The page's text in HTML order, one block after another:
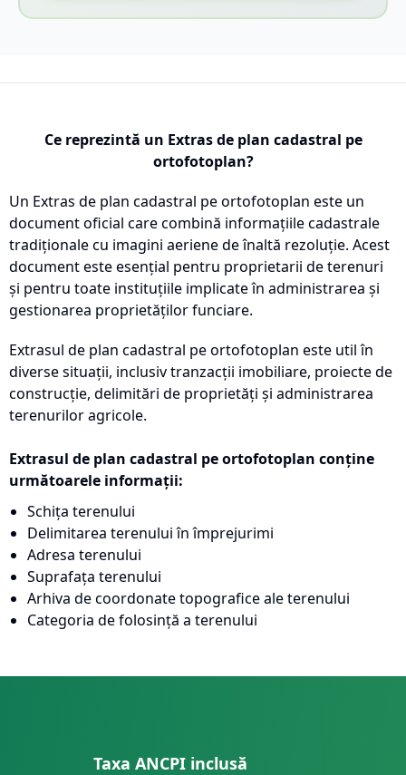
Ce reprezintă un Extras de plan cadastral pe
ortofotoplan?
Un Extras de plan cadastral pe ortofotoplan este un
document oficial care combină informațiile cadastrale
tradiționale cu imagini aeriene de înaltă rezoluție. Acest
document este esențial pentru proprietarii de terenuri
și pentru toate instituțiile implicate în administrarea și
gestionarea proprietăților funciare.
Extrasul de plan cadastral pe ortofotoplan este util în
diverse situații, inclusiv tranzacții imobiliare, proiecte de
construcție, delimitări de proprietăți și administrarea
terenurilor agricole.
Extrasul de plan cadastral pe ortofotoplan conține
următoarele informații:
Schița terenului
Delimitarea terenului în împrejurimi
Adresa terenului
Suprafața terenului
Arhiva de coordonate topografice ale terenului
Categoria de folosință a terenului
Taxa ANCPI inclusă